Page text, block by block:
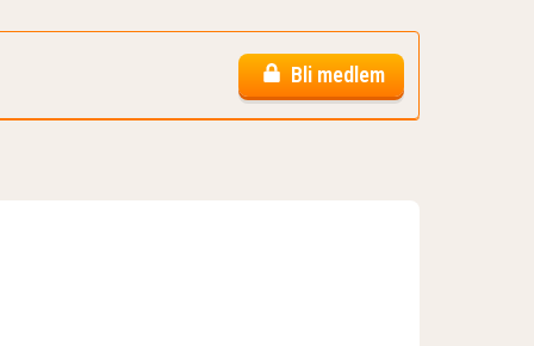
Bli medlem